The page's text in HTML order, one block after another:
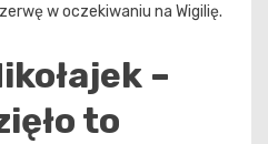
w oczekiwaniu na Wigilię.
–
to